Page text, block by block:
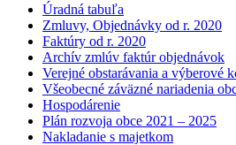
Úradná tabuľa
Zmluvy, Objednávky od r. 2020
Faktúry od r. 2020
Archív zmlúv faktúr objednávok
Verejné obstarávania a výberové
Všeobecné záväzné nariadenia
Hospodárenie
Plán rozvoja obce 2021 – 2025
Nakladanie s majetkom